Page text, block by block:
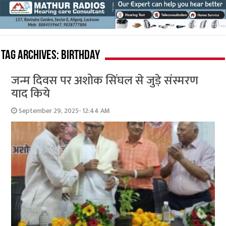
Tag Archives: birthday
जन्म दिवस पर अशोक सिंघल से जुड़े संस्मरण
याद किये
September 29, 2025- 12:44 AM